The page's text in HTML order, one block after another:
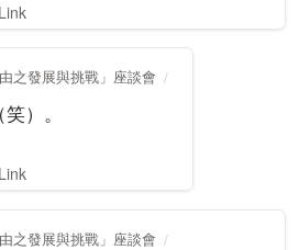
Link
之發展與挑戰」座談會
）。
Link
之發展與挑戰」座談會